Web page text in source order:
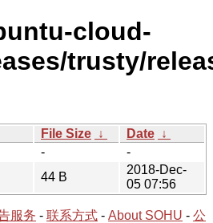
cloud-
trusty/
File Size ↓ Date ↓
-
-
44 B
2018-Dec-
05 07:56
服务 - 联系方式 - About SOHU - 公